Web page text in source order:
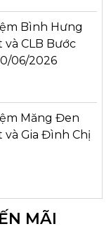
Bình Hưng
CLB Bước
06/2026
Măng Đen
Gia Đình Chị
MÃI